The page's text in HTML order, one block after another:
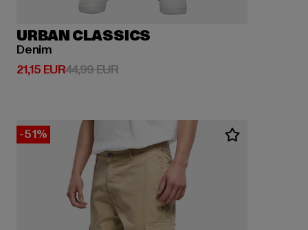
URBAN CLASSICS
Denim
21,15 EUR
Derzeitiger Preis: 21,15 EUR
44,99 EURAktionspreis: 44,99 EUR
-51%